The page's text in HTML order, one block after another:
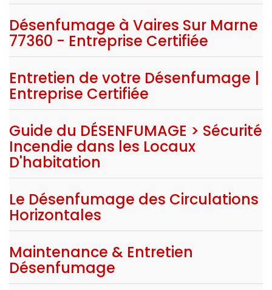
Désenfumage à Vaires Sur Marne
77360 - Entreprise Certifiée
Entretien de votre Désenfumage |
Entreprise Certifiée
Guide du DÉSENFUMAGE > Sécurité
Incendie dans les Locaux
D'habitation
Le Désenfumage des Circulations
Horizontales
Maintenance & Entretien
Désenfumage